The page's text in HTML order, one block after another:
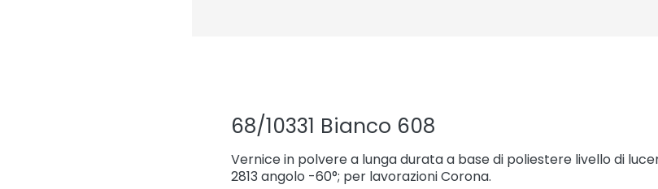
68/10331 Bianco 608
Vernice in polvere a lunga durata a base di poliestere livello di
2813 angolo -60°; per lavorazioni Corona.